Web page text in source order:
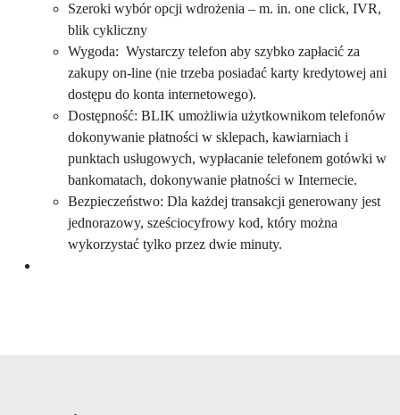
Szeroki wybór opcji wdrożenia – m. in. one click, IVR,
blik cykliczny
Wygoda: Wystarczy telefon aby szybko zapłacić za
zakupy on-line (nie trzeba posiadać karty kredytowej ani
dostępu do konta internetowego).
Dostępność: BLIK umożliwia użytkownikom telefonów
dokonywanie płatności w sklepach, kawiarniach i
punktach usługowych, wypłacanie telefonem gotówki w
bankomatach, dokonywanie płatności w Internecie.
Bezpieczeństwo: Dla każdej transakcji generowany jest
jednorazowy, sześciocyfrowy kod, który można
wykorzystać tylko przez dwie minuty.